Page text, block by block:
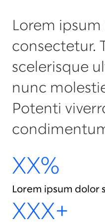
Lorem
consectetur.
scelerisque
nunc
Potenti
XX%
Lorem ipsum dolor
XXX+